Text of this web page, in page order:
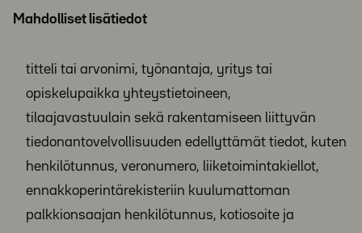
Mahdolliset lisätiedot
titteli tai arvonimi, työnantaja, yritys tai
opiskelupaikka yhteystietoineen,
tilaajavastuulain sekä rakentamiseen liittyvän
tiedonantovelvollisuuden edellyttämät tiedot, kuten
henkilötunnus, veronumero, liiketoimintakiellot,
ennakkoperintärekisteriin kuulumattoman
palkkionsaajan henkilötunnus, kotiosoite ja